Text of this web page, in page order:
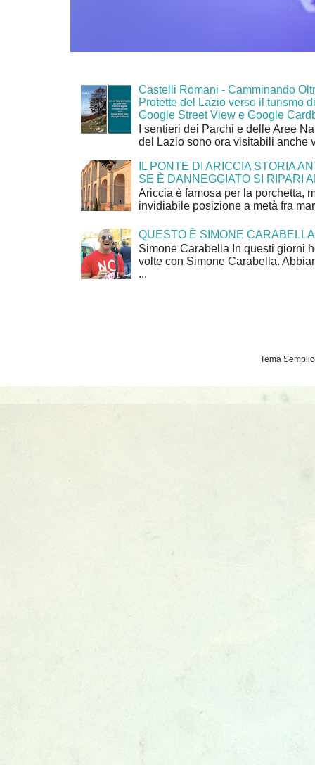
Castelli Romani - Camminando
Protette del Lazio verso il turismo
Google Street View e Google
I sentieri dei Parchi e delle Aree
del Lazio sono ora visitabili anche
IL PONTE DI ARICCIA STORIA
SE È DANNEGGIATO SI RIPARI
Ariccia è famosa per la porchetta,
invidiabile posizione a metà fra
QUESTO È SIMONE CARABELLA
Simone Carabella In questi giorni
volte con Simone Carabella.
...
Tema